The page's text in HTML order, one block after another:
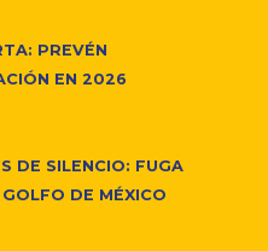
PREVÉN
EN 2026
DE SILENCIO: FUGA
DE MÉXICO